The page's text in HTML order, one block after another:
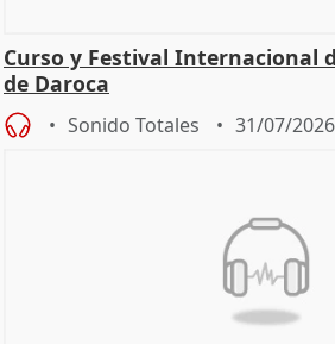
Curso y Festival Internacional
de Daroca
Sonido Totales 31/07/2026